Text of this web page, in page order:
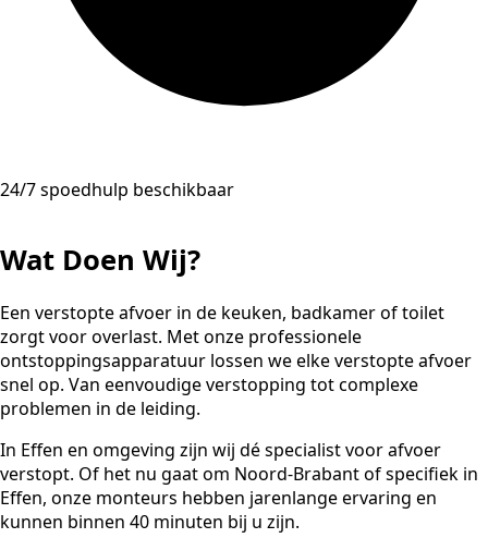
24/7 spoedhulp beschikbaar
Wat Doen Wij?
Een verstopte afvoer in de keuken, badkamer of toilet
zorgt voor overlast. Met onze professionele
ontstoppingsapparatuur lossen we elke verstopte afvoer
snel op. Van eenvoudige verstopping tot complexe
problemen in de leiding.
In Effen en omgeving zijn wij dé specialist voor afvoer
verstopt. Of het nu gaat om Noord-Brabant of specifiek in
Effen, onze monteurs hebben jarenlange ervaring en
kunnen binnen 40 minuten bij u zijn.